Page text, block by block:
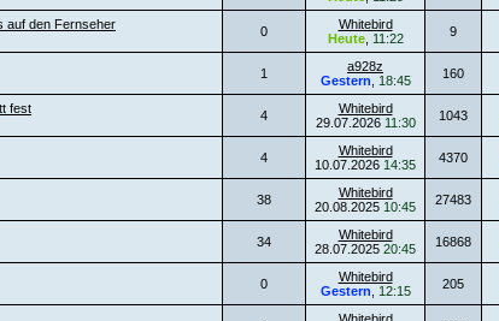
auf den Fernseher
0
Whitebird
Heute, 11:22 9
1
a928z
Gestern
18:45 160
fest
4
Whitebird
29.07.2026 11:30 1043
4
Whitebird
10.07.2026 14:35 4370
38
Whitebird
20.08.2025 10:45 27483
34
Whitebird
28.07.2025 20:45 16868
0
Whitebird
Gestern
12:15 205